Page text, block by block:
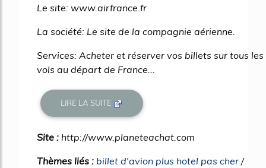
Le site: www.airfrance.fr
La société: Le site de la compagnie aérienne.
Services: Acheter et réserver vos billets sur tous les
vols au départ de France...
LIRE LA SUITE
Site : http://www.planeteachat.com
Thèmes liés : billet d'avion plus hotel pas cher /